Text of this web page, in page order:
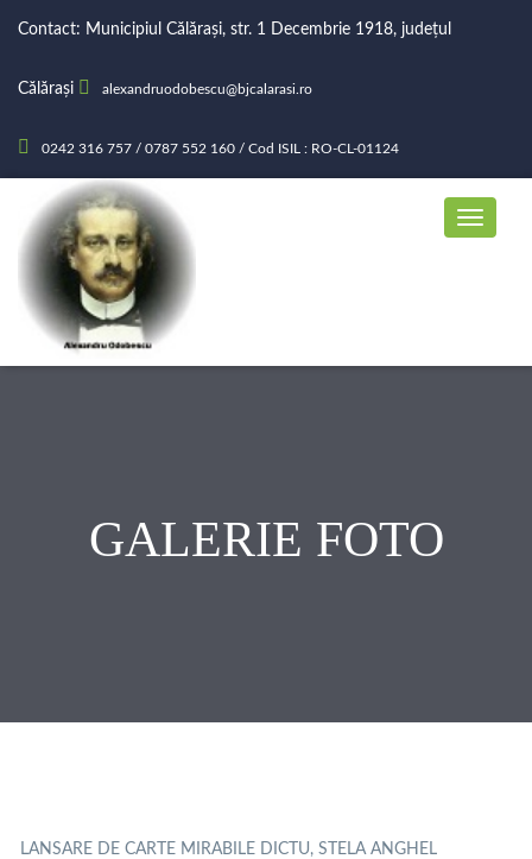
Contact: Municipiul Călărași, str. 1 Decembrie 1918, județul
Călărași alexandruodobescu@bjcalarasi.ro
0242 316 757 / 0787 552 160 / Cod ISIL : RO-CL-01124
GALERIE FOTO
LANSARE DE CARTE MIRABILE DICTU, STELA ANGHEL